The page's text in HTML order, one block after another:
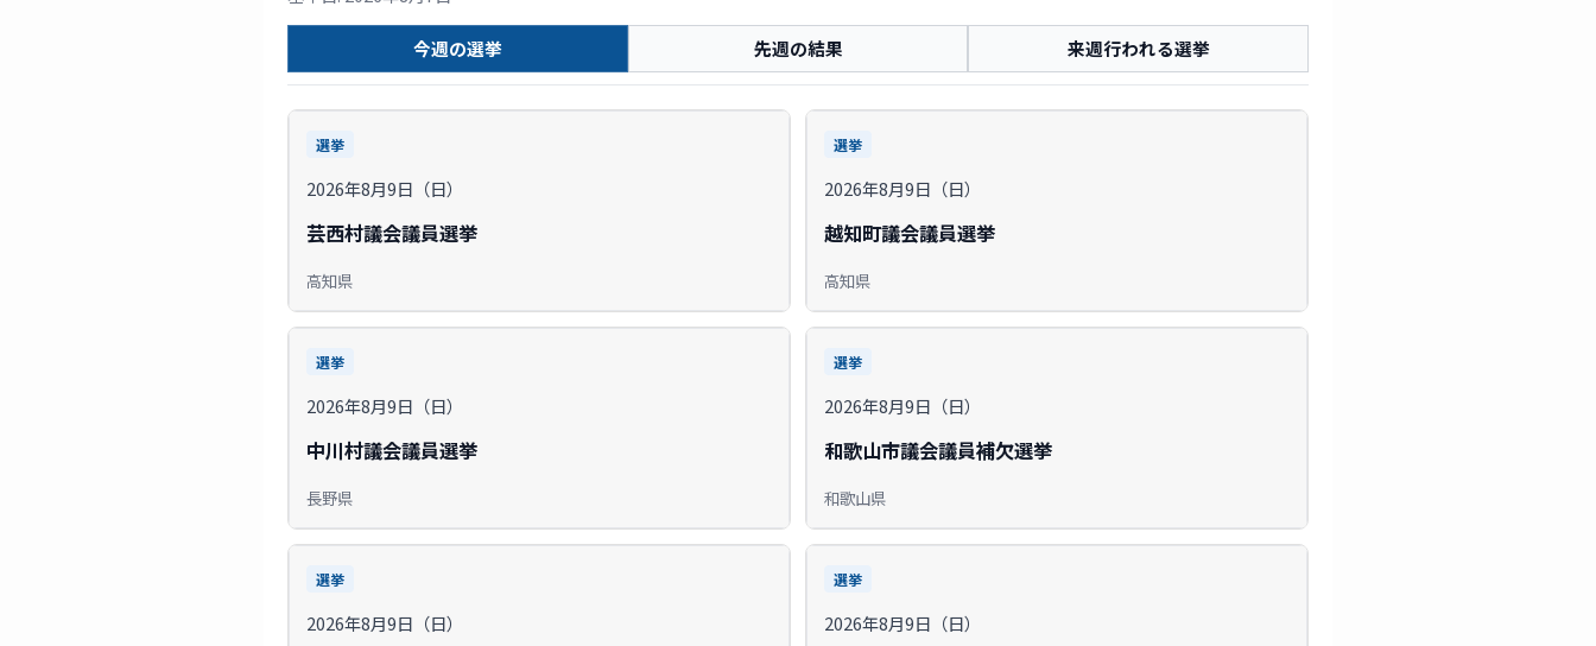
今週の選挙 先週の結果 来週行われる選挙
選挙
2026年8月9日（日）
芸西村議会議員選挙
高知県
選挙
2026年8月9日（日）
越知町議会議員選挙
高知県
選挙
2026年8月9日（日）
中川村議会議員選挙
長野県
選挙
2026年8月9日（日）
和歌山市議会議員補欠選挙
和歌山県
選挙
2026年8月9日（日）
選挙
2026年8月9日（日）